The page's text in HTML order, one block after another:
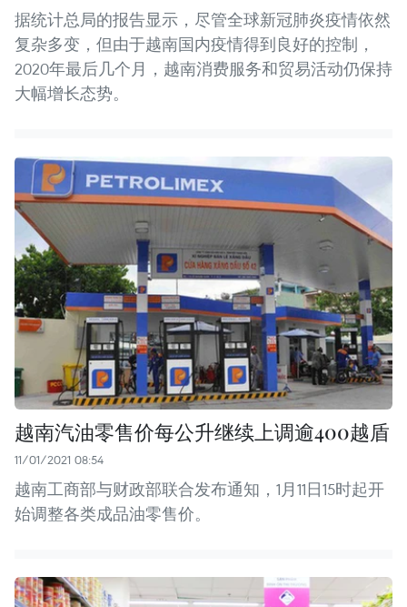
据统计总局的报告显示，尽管全球新冠肺炎疫情依然
复杂多变，但由于越南国内疫情得到良好的控制，
2020年最后几个月，越南消费服务和贸易活动仍保持
大幅增长态势。
越南汽油零售价每公升继续上调逾400越盾
11/01/2021 08:54
越南工商部与财政部联合发布通知，1月11日15时起开
始调整各类成品油零售价。